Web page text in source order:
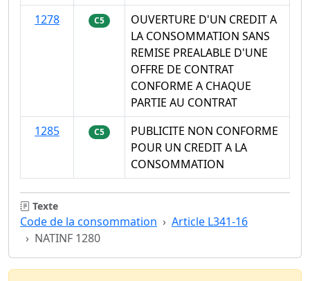
1278
C5
OUVERTURE D'UN CREDIT A
LA CONSOMMATION SANS
REMISE PREALABLE D'UNE
OFFRE DE CONTRAT
CONFORME A CHAQUE
PARTIE AU CONTRAT
1285
C5
PUBLICITE NON CONFORME
POUR UN CREDIT A LA
CONSOMMATION
Texte
Code de la consommation
Article L341-16
NATINF 1280